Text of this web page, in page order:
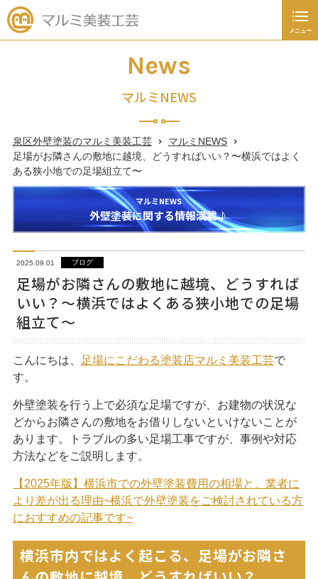
メニュー
閉じる
キャンペーン
ブログ
塗装あれこれ豆知識
045-392-4936
日～土曜日
9：00 ～ 19：00
閉じる
News
マルミNEWS
泉区外壁塗装のマルミ美装工芸
マルミNEWS
足場がお隣さんの敷地に越境、どうすればいい？〜横浜ではよく
ある狭小地での足場組立て〜
マルミNEWS
外壁塗装に関する情報満載♪
2025.09.01 ブログ
足場がお隣さんの敷地に越境、どうすれば
いい？〜横浜ではよくある狭小地での足場
組立て〜
こんにちは、 足場にこだわる塗装店マルミ美装工芸で
す。
外壁塗装を行う上で必須な足場ですが、お建物の状況な
どからお隣さんの敷地をお借りしないといけないことが
あります。トラブルの多い足場工事ですが、事例や対応
方法などをご説明します。
【2025年版】横浜市での外壁塗装費用の相場と、業者に
より差が出る理由~横浜で外壁塗装をご検討されている方
におすすめの記事です~
横浜市内ではよく起こる、足場がお隣さ